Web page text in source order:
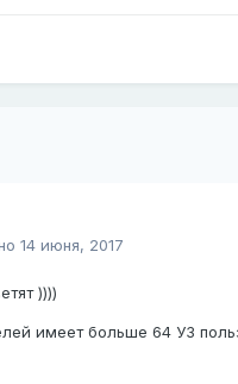
14 июня, 2017
))))
имеет больше 64 УЗ